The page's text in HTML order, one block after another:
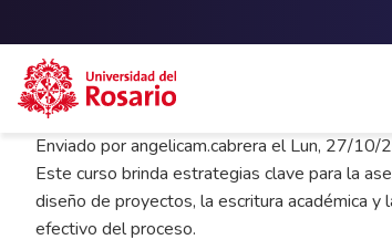
Pasar al contenido principal
Enviado porangelicam.cabrera elLun, 27/10/
Este curso brinda estrategias clave para la
diseño de proyectos, la escritura académica
efectivo del proceso.